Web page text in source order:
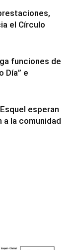
el Círculo
funciones de
Día” e
esperan
a la comunidad